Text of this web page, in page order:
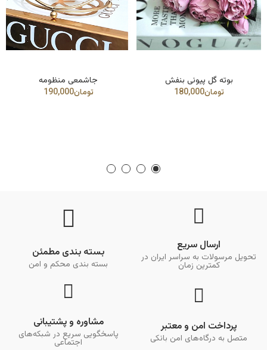
بوته گل پیونی بنفش
جاشمعی منظومه
ارسال سریع
تحویل مرسولات به سراسر ایران در
کمترین زمان
بسته بندی مطمئن
بسته بندی محکم و امن
پرداخت امن و معتبر
متصل به درگاه‌های امن بانکی
مشاوره و پشتیبانی
پاسخگویی سریع در شبکه‌های
اجتماعی